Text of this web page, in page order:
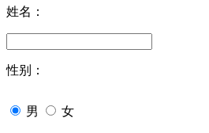
姓名：
性别：
男 女